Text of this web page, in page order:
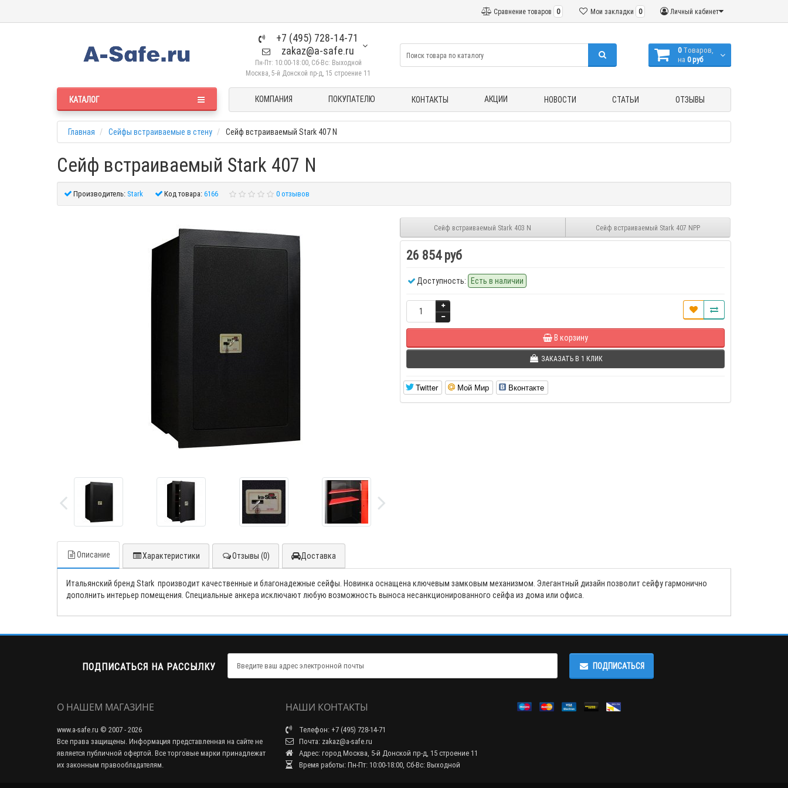
Личный кабинет
Мои закладки 0
Сравнение товаров 0
+7 (495) 728-14-71
zakaz@a-safe.ru
Пн-Пт: 10:00-18:00, Сб-Вс: Выходной
Москва, 5-й Донской пр-д, 15 строение 11
0 Tоваров,
на 0 руб
КАТАЛОГ КОМПАНИЯ ПОКУПАТЕЛЮ КОНТАКТЫ АКЦИИ НОВОСТИ СТАТЬИ ОТЗЫВЫ
Главная Сейфы встраиваемые в стену Сейф встраиваемый Stark 407 N
Сейф встраиваемый Stark 407 N
Производитель:Stark Код товара:6166 0 отзывов
Сейф встраиваемый Stark 403 N Сейф встраиваемый Stark 407 NPР
26 854 руб
Доступность: Есть в наличии
В корзину
ЗАКАЗАТЬ В 1 КЛИК
Twitter Мой Мир Вконтакте
Описание Характеристики Отзывы (0) Доставка
Итальянский бренд Stark производит качественные и благонадежные сейфы. Новинка оснащена ключевым замковым механизмом. Элегантный дизайн позволит сейфу гармонично
дополнить интерьер помещения. Специальные анкера исключают любую возможность выноса несанкционированного сейфа из дома или офиса.
ПОДПИСАТЬСЯ НА РАССЫЛКУ ПОДПИСАТЬСЯ
О НАШЕМ МАГАЗИНЕ
www.a-safe.ru © 2007 - 2026
Все права защищены. Информация представленная на сайте не
является публичной офертой. Все торговые марки принадлежат
их законным правообладателям.
НАШИ КОНТАКТЫ
Телефон: +7 (495) 728-14-71
Почта: zakaz@a-safe.ru
Адрес: город Москва, 5-й Донской пр-д, 15 строение 11
Время работы: Пн-Пт: 10:00-18:00, Сб-Вс: Выходной